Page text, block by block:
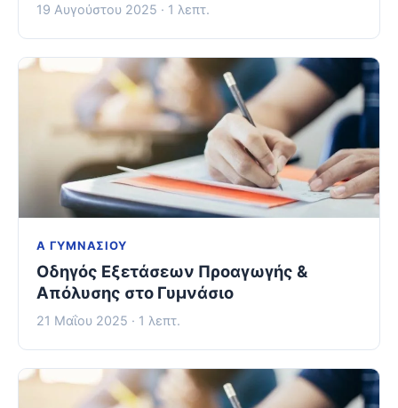
19 Αυγούστου 2025 · 1 λεπτ.
Α ΓΥΜΝΑΣΊΟΥ
Οδηγός Εξετάσεων Προαγωγής &
Απόλυσης στο Γυμνάσιο
21 Μαΐου 2025 · 1 λεπτ.